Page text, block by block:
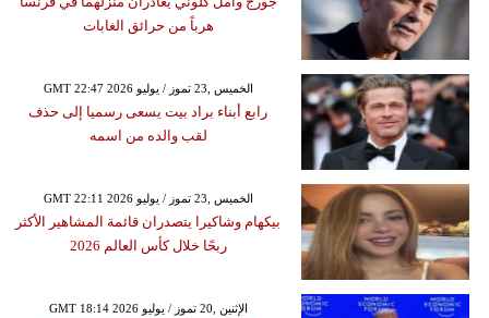
هرباً من حرائق الغابات
GMT 22:47 2026 الخميس ,23 تموز / يوليو
رابع أبناء براد بيت يسعى رسميا إلى حذف
لقب والده من اسمه
GMT 22:11 2026 الخميس ,23 تموز / يوليو
بيكهام وشاكيرا يتصدران قائمة المشاهير الأكثر
ربحًا خلال كأس العالم 2026
GMT 18:14 2026 الإثنين ,20 تموز / يوليو